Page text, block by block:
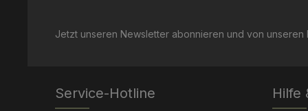
Jetzt unseren Newsletter abonnieren und von
Service-Hotline Hilfe